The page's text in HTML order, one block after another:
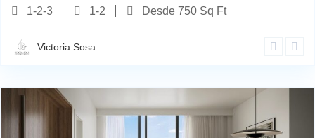
1-2-3 1-2 Desde 750 Sq Ft
Victoria Sosa